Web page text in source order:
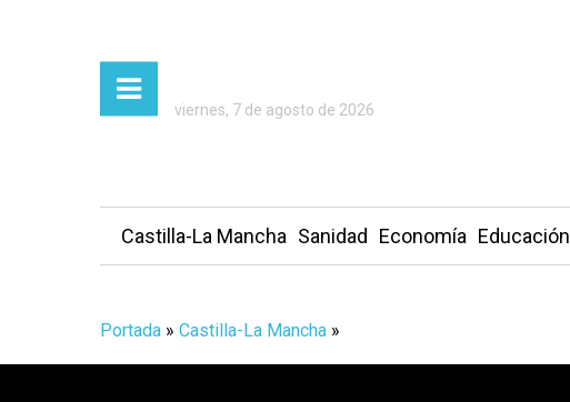
viernes, 7 de agosto de 2026
Castilla-La Mancha Sanidad Economía Educación
Portada » Castilla-La Mancha »